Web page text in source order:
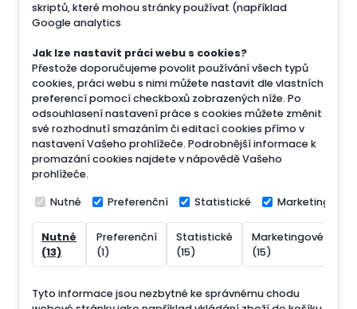
skriptů, které mohou stránky používat (například
Google analytics
Jak lze nastavit práci webu s cookies?
Přestože doporučujeme povolit používání všech typů
cookies, práci webu s nimi můžete nastavit dle vlastních
preferencí pomocí checkboxů zobrazených níže. Po
odsouhlasení nastavení práce s cookies můžete změnit
své rozhodnutí smazáním či editací cookies přímo v
nastavení Vašeho prohlížeče. Podrobnější informace k
promazání cookies najdete v nápovědě Vašeho
prohlížeče.
Nutné Preferenční Statistické Marketingové
Nutné
(13)
Preferenční
(1)
Statistické
(15)
Marketingové
(15)
Tyto informace jsou nezbytné ke správnému chodu